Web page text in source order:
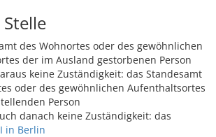
des Wohnortes oder des gewöhnlichen
der im Ausland gestorbenen Person
keine Zuständigkeit: das Standesamt
oder des gewöhnlichen Aufenthaltsortes
Person
danach keine Zuständigkeit: das
in Berlin